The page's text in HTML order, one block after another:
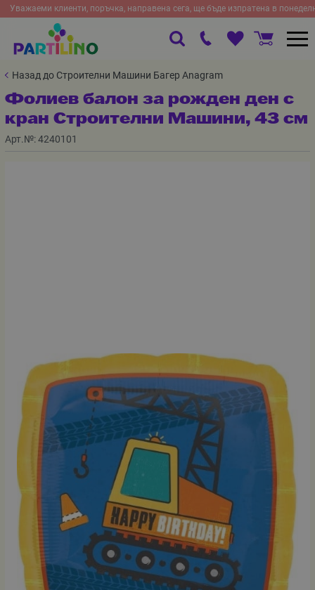
Уважаеми клиенти, поръчка, направена сега, ще бъде изпратена в
Назад до Строителни Машини Багер Anagram
Фолиев балон за рожден ден с
кран Строителни Машини, 43 см
Арт.№:4240101